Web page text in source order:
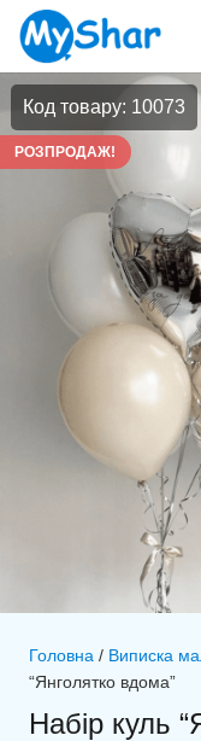
Код товару: 10073
РОЗПРОДАЖ!
Головна / Виписка
“Янголятко вдома”
Набір куль